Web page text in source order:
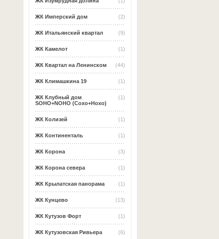
(2)
ЖК Имперский дом
(9)
ЖК Итальянский квартал
(1)
ЖК Камелот
(44)
ЖК Квартал на Ленинском
(1)
ЖК Климашкина 19
(1)
ЖК Клубный дом
SOHO+NOHO (Сохо+Нохо)
(1)
ЖК Колизей
(1)
ЖК Континенталь
(3)
ЖК Корона
(1)
ЖК Корона севера
(1)
ЖК Крылатская панорама
(13)
ЖК Кунцево
(1)
ЖК Кутузов Форт
(6)
ЖК Кутузовская Ривьера